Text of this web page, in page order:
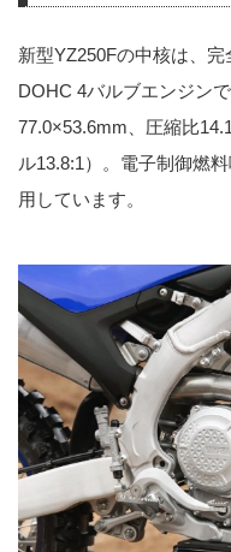
新型YZ250Fの中核は、
DOHC 4バルブエンジン
77.0×53.6mm、圧縮比
ル13.8:1）。電子制御燃
用しています。